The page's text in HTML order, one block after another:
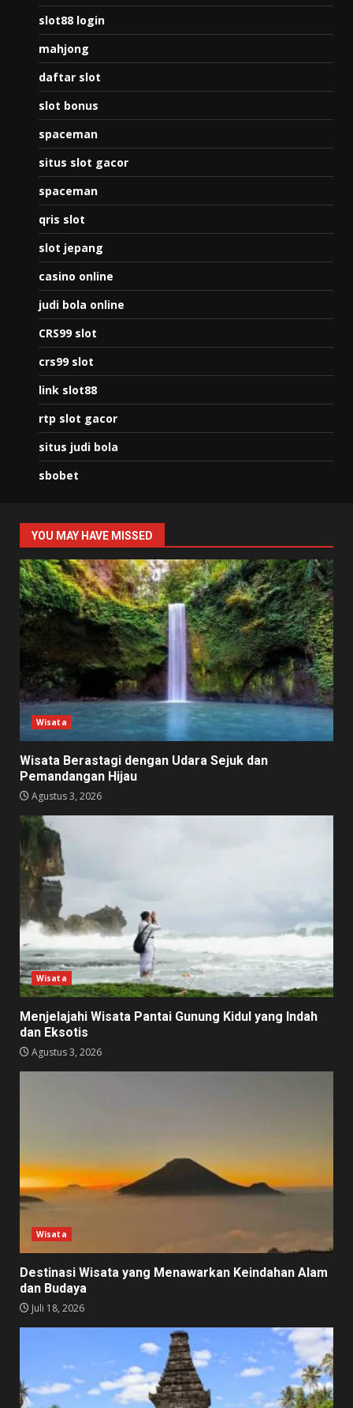
slot88 login
mahjong
daftar slot
slot bonus
spaceman
situs slot gacor
spaceman
qris slot
slot jepang
casino online
judi bola online
CRS99 slot
crs99 slot
link slot88
rtp slot gacor
situs judi bola
sbobet
YOU MAY HAVE MISSED
Wisata
Wisata Berastagi dengan Udara Sejuk dan
Pemandangan Hijau
Agustus 3, 2026
Wisata
Menjelajahi Wisata Pantai Gunung Kidul yang Indah
dan Eksotis
Agustus 3, 2026
Wisata
Destinasi Wisata yang Menawarkan Keindahan Alam
dan Budaya
Juli 18, 2026